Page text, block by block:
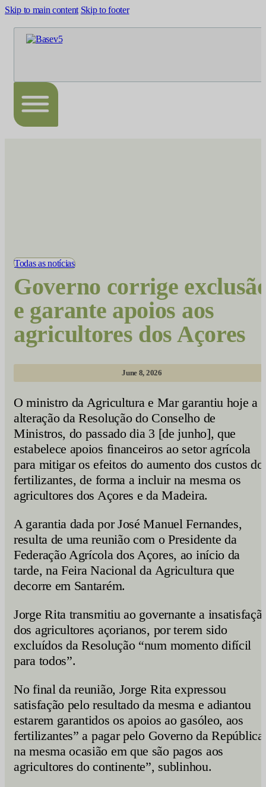
Skip to main content Skip to footer
Todas as notícias
Governo corrige
e garante apoios aos
agricultores dos Açores
June 8, 2026
O ministro da Agricultura e Mar garantiu hoje a
alteração da Resolução do Conselho de
Ministros, do passado dia 3 [de junho], que
estabelece apoios financeiros ao setor agrícola
para mitigar os efeitos do aumento dos custos
fertilizantes, de forma a incluir na mesma os
agricultores dos Açores e da Madeira.
A garantia dada por José Manuel Fernandes,
resulta de uma reunião com o Presidente da
Federação Agrícola dos Açores, ao início da
tarde, na Feira Nacional da Agricultura que
decorre em Santarém.
Jorge Rita transmitiu ao governante a
dos agricultores açorianos, por terem sido
excluídos da Resolução “num momento difícil
para todos”.
No final da reunião, Jorge Rita expressou
satisfação pelo resultado da mesma e adiantou
estarem garantidos os apoios ao gasóleo, aos
fertilizantes” a pagar pelo Governo da República
na mesma ocasião em que são pagos aos
agricultores do continente”, sublinhou.